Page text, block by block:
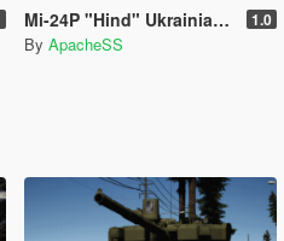
Mi-24P "Hind" Ukrainian camo 1.0
By ApacheSS